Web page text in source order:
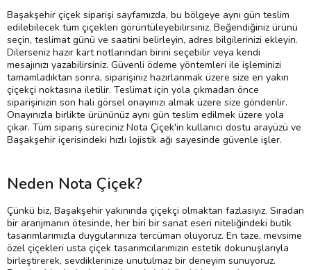
Başakşehir çiçek siparişi sayfamızda, bu bölgeye aynı gün teslim
edilebilecek tüm çiçekleri görüntüleyebilirsiniz. Beğendiğiniz ürünü
seçin, teslimat günü ve saatini belirleyin, adres bilgilerinizi ekleyin.
Dilerseniz hazır kart notlarından birini seçebilir veya kendi
mesajınızı yazabilirsiniz. Güvenli ödeme yöntemleri ile işleminizi
tamamladıktan sonra, siparişiniz hazırlanmak üzere size en yakın
çiçekçi noktasına iletilir. Teslimat için yola çıkmadan önce
siparişinizin son hali görsel onayınızı almak üzere size gönderilir.
Onayınızla birlikte ürününüz aynı gün teslim edilmek üzere yola
çıkar. Tüm sipariş süreciniz Nota Çiçek'in kullanıcı dostu arayüzü ve
Başakşehir içerisindeki hızlı lojistik ağı sayesinde güvenle işler.
Neden Nota Çiçek?
Çünkü biz, Başakşehir yakınında çiçekçi olmaktan fazlasıyız. Sıradan
bir aranjmanın ötesinde, her biri bir sanat eseri niteliğindeki butik
tasarımlarımızla duygularınıza tercüman oluyoruz. En taze, mevsime
özel çiçekleri usta çiçek tasarımcılarımızın estetik dokunuşlarıyla
birleştirerek, sevdiklerinize unutulmaz bir deneyim sunuyoruz.